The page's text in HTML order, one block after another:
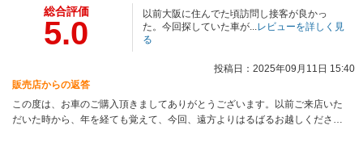
総合評価
5.0
以前大阪に住んでた頃訪問し接客が良かっ
た。今回探していた車が...レビューを詳しく見
る
投稿日：2025年09月11日 15:40
販売店からの返答
この度は、お車のご購入頂きましてありがとうございます。以前ご来店いた
だいた時から、年を経ても覚えて、今回、遠方よりはるばるお越しくださり